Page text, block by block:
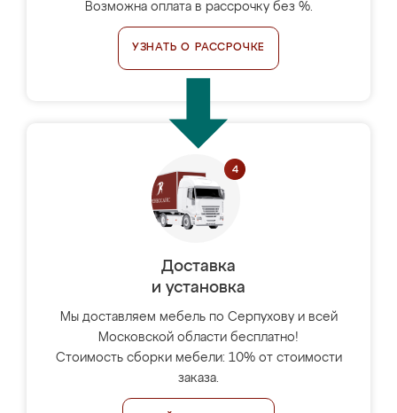
Возможна оплата в рассрочку без %.
УЗНАТЬ О РАССРОЧКЕ
Доставка
и установка
Мы доставляем мебель по Серпухову и всей
Московской области бесплатно!
Стоимость сборки мебели: 10% от стоимости
заказа.